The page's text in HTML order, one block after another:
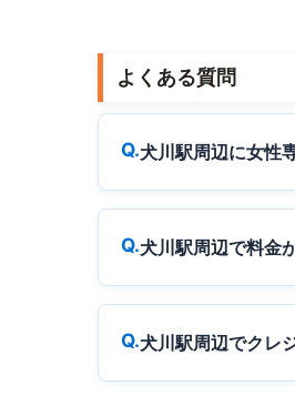
よくある質問
犬川駅周辺に女性
犬川駅周辺で料金
犬川駅周辺でクレ